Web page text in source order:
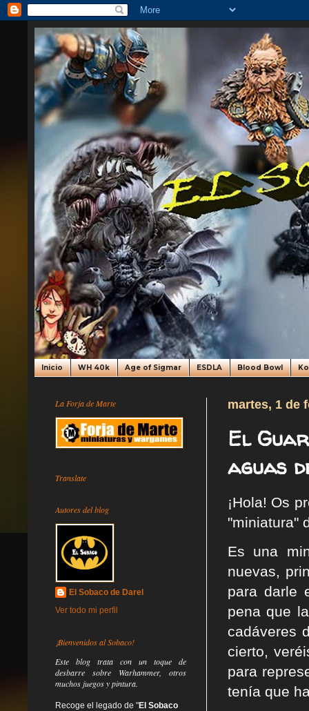
Inicio WH 40k Age of Sigmar ESDLA Blood Bowl
martes, 1 de
El
aguas
¡Hola! Os
"miniatura"
Es una
nuevas,
para darle
pena que
cadáveres
cierto,
para
tenía que
La Forja de Marte
Translate
Autores del blog
El Sobaco de Darel
Ver todo mi perfil
¡Bienvenidos al Sobaco!
Este blog trata con un toque de
desbarre sobre Warhammer, otros
muchos juegos y pintura.
Recoge el legado de "El Sobaco